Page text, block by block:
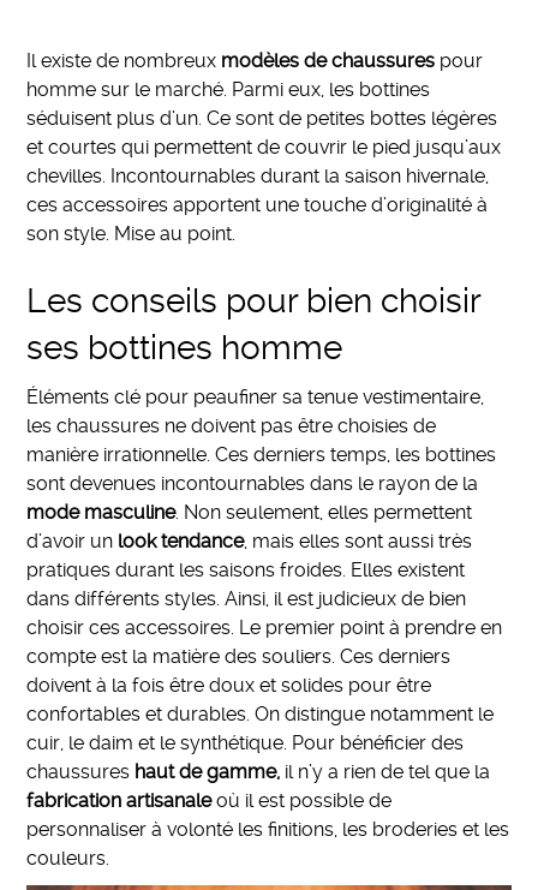
Il existe de nombreux modèles de chaussures pour
homme sur le marché. Parmi eux, les bottines
séduisent plus d’un. Ce sont de petites bottes légères
et courtes qui permettent de couvrir le pied jusqu’aux
chevilles. Incontournables durant la saison hivernale,
ces accessoires apportent une touche d’originalité à
son style. Mise au point.
Les conseils pour bien choisir
ses bottines homme
Éléments clé pour peaufiner sa tenue vestimentaire,
les chaussures ne doivent pas être choisies de
manière irrationnelle. Ces derniers temps, les bottines
sont devenues incontournables dans le rayon de la
mode masculine. Non seulement, elles permettent
d’avoir un look tendance, mais elles sont aussi très
pratiques durant les saisons froides. Elles existent
dans différents styles. Ainsi, il est judicieux de bien
choisir ces accessoires. Le premier point à prendre en
compte est la matière des souliers. Ces derniers
doivent à la fois être doux et solides pour être
confortables et durables. On distingue notamment le
cuir, le daim et le synthétique. Pour bénéficier des
chaussures haut de gamme, il n’y a rien de tel que la
fabrication artisanaleoù il est possible de
personnaliser à volonté les finitions, les broderies et les
couleurs.